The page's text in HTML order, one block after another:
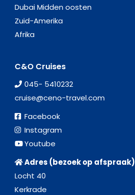
Dubai Midden oosten
Zuid-Amerika
Afrika
C&O Cruises
045- 5410232
cruise@ceno-travel.com
Facebook
Instagram
Youtube
Adres (bezoek op afspraak)
Locht 40
Kerkrade